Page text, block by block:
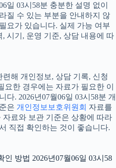
일 03시58분 충분한 설명 없이
질 수 있는 부분을 안내하지 않
요가 있습니다. 실제 가능 여부
시기, 운영 기준, 상담 내용에 따
해 개인정보, 상담 기록, 신청
한 경우에는 자료가 필요한 이
다. 2026년07월06일 03시58분 개
은 개인정보보호위원회 자료를
료와 보관 기준은 상황에 따라
직접 확인하는 것이 좋습니다.
방법 2026년07월06일 03시58